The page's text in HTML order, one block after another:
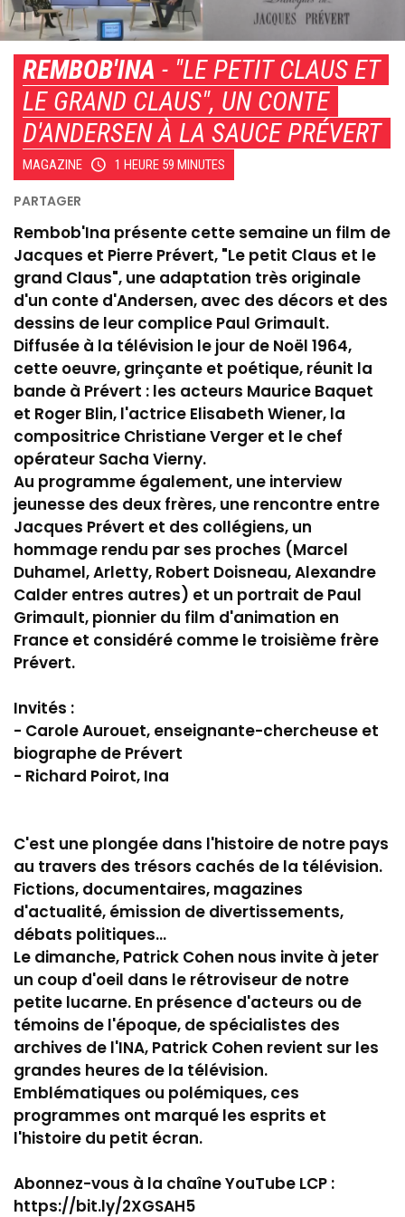
REMBOB'INA - "LE PETIT CLAUS ET
LE GRAND CLAUS", UN CONTE
D'ANDERSEN À LA SAUCE PRÉVERT
MAGAZINE 1 HEURE 59 MINUTES
Rembob'Ina présente cette semaine un film de
Jacques et Pierre Prévert, "Le petit Claus et le
grand Claus", une adaptation très originale
d'un conte d'Andersen, avec des décors et des
dessins de leur complice Paul Grimault.
Diffusée à la télévision le jour de Noël 1964,
cette oeuvre, grinçante et poétique, réunit la
bande à Prévert : les acteurs Maurice Baquet
et Roger Blin, l'actrice Elisabeth Wiener, la
compositrice Christiane Verger et le chef
opérateur Sacha Vierny.
Au programme également, une interview
jeunesse des deux frères, une rencontre entre
Jacques Prévert et des collégiens, un
hommage rendu par ses proches (Marcel
Duhamel, Arletty, Robert Doisneau, Alexandre
Calder entres autres) et un portrait de Paul
Grimault, pionnier du film d'animation en
France et considéré comme le troisième frère
Prévert.
Invités :
- Carole Aurouet, enseignante-chercheuse et
biographe de Prévert
- Richard Poirot, Ina
C'est une plongée dans l'histoire de notre pays
au travers des trésors cachés de la télévision.
Fictions, documentaires, magazines
d'actualité, émission de divertissements,
débats politiques...
Le dimanche, Patrick Cohen nous invite à jeter
un coup d'oeil dans le rétroviseur de notre
petite lucarne. En présence d'acteurs ou de
témoins de l'époque, de spécialistes des
archives de l'INA, Patrick Cohen revient sur les
grandes heures de la télévision.
Emblématiques ou polémiques, ces
programmes ont marqué les esprits et
l'histoire du petit écran.
Abonnez-vous à la chaîne YouTube LCP :
https://bit.ly/2XGSAH5